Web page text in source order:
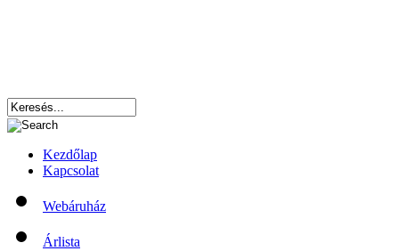
Kezdőlap
Kapcsolat
Webáruház
Árlista